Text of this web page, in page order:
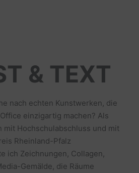
& TEXT
nach echten Kunstwerken, die
einzigartig machen? Als
mit Hochschulabschluss und mit
Rheinland-Pfalz
ich Zeichnungen, Collagen,
Gemälde, die Räume